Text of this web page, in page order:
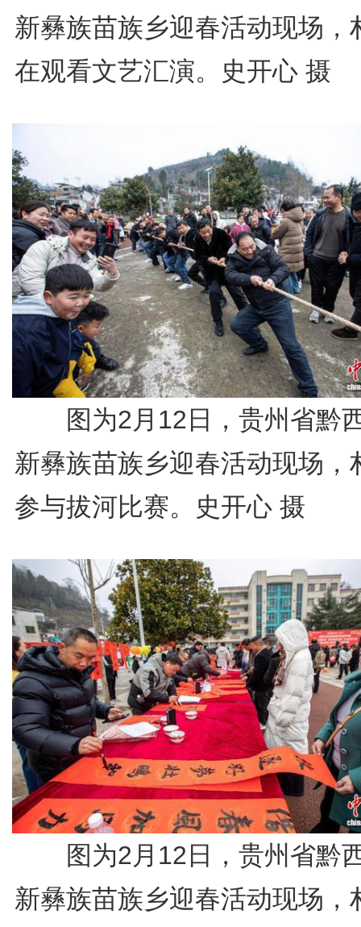
新彝族苗族乡迎春活动现场，
在观看文艺汇演。史开心 摄
图为2月12日，贵州省黔
新彝族苗族乡迎春活动现场，
参与拔河比赛。史开心 摄
图为2月12日，贵州省黔
新彝族苗族乡迎春活动现场，